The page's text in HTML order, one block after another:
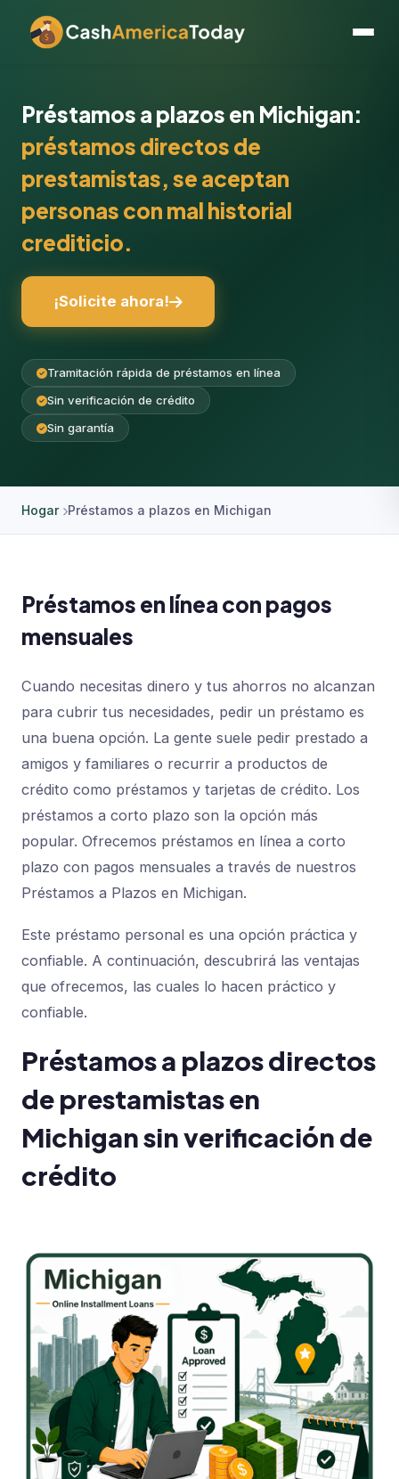
Préstamos a plazos en Michigan:
préstamos directos de
prestamistas, se aceptan
personas con mal historial
crediticio.
¡Solicite ahora!
Tramitación rápida de préstamos en línea
Sin verificación de crédito
Sin garantía
Hogar Préstamos a plazos en Michigan
Préstamos en línea con pagos
mensuales
Cuando necesitas dinero y tus ahorros no alcanzan
para cubrir tus necesidades, pedir un préstamo es
una buena opción. La gente suele pedir prestado a
amigos y familiares o recurrir a productos de
crédito como préstamos y tarjetas de crédito. Los
préstamos a corto plazo son la opción más
popular. Ofrecemos préstamos en línea a corto
plazo con pagos mensuales a través de nuestros
Préstamos a Plazos en Michigan.
Este préstamo personal es una opción práctica y
confiable. A continuación, descubrirá las ventajas
que ofrecemos, las cuales lo hacen práctico y
confiable.
Préstamos a plazos directos
de prestamistas en
Michigan sin verificación de
crédito